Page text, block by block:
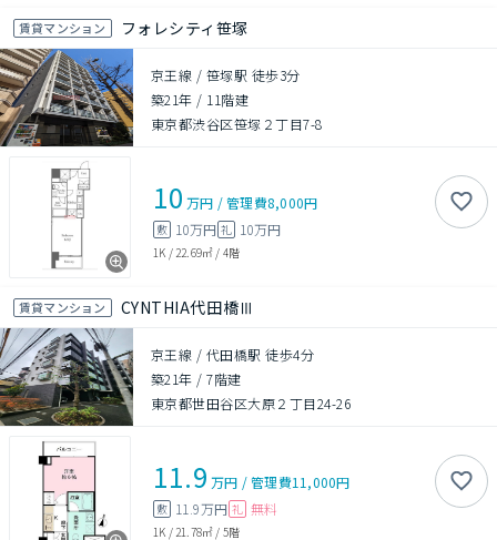
賃貸マンション フォレシティ笹塚
京王線 / 笹塚駅 徒歩3分
築21年 / 11階建
東京都渋谷区笹塚２丁目7-8
10 万円 /管理費8,000円
敷 10万円 礼 10万円
1K / 22.69㎡ / 4階
賃貸マンション CYNTHIA代田橋Ⅲ
京王線 / 代田橋駅 徒歩4分
築21年 /7階建
東京都世田谷区大原２丁目24-26
11.9 万円 /管理費11,000円
敷 11.9万円 礼 無料
1K / 21.78㎡ / 5階